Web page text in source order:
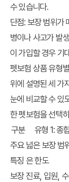
수 있습니다.
단점: 보장 범위가
병이나 사고가 발
이 가입할 경우 기
펫보험 상품 유형
위에 설명된 세 가
눈에 비교할 수 있
한 펫보험을 선택
구분
유형 1: 종
주요
특징
넓은 보장 범
은 한도
보장 진료, 입원,